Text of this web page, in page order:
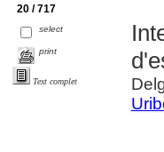
20 / 717
select
print
Text complet